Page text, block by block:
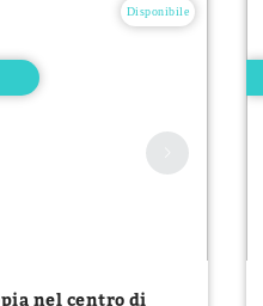
Disponibile
nel centro di